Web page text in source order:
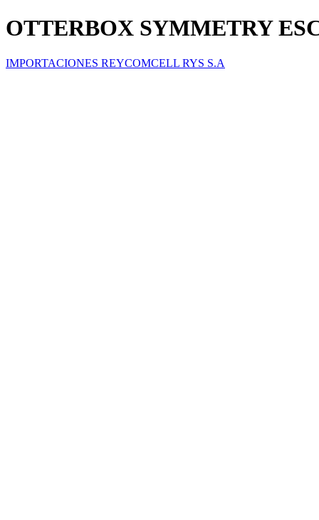
OTTERBOX SYMMETRY
IMPORTACIONES REYCOMCELL RYS S.A